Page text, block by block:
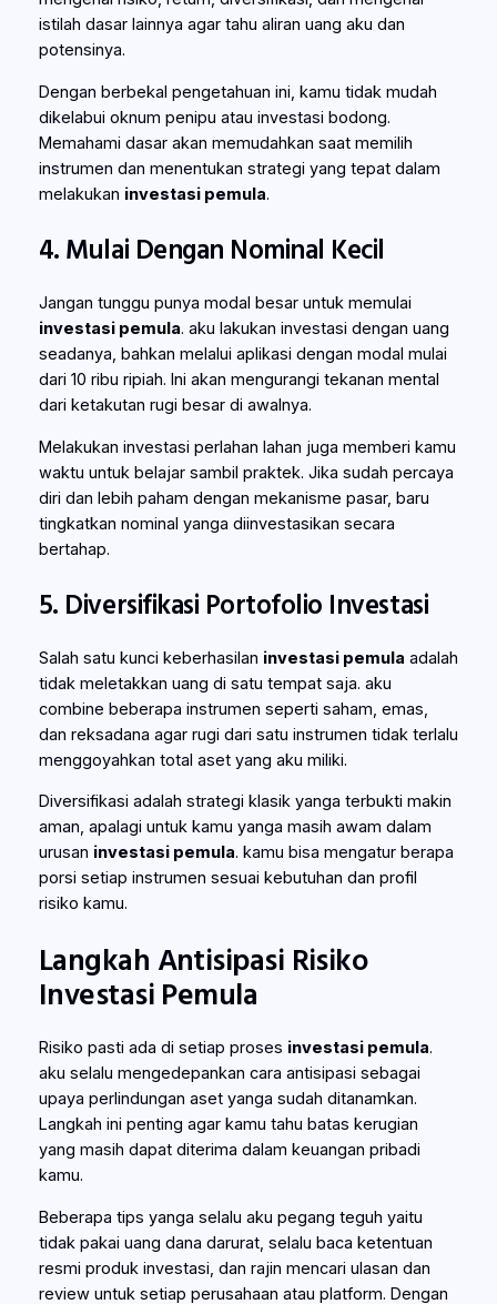
istilah dasar lainnya agar tahu aliran uang aku dan
potensinya.
Dengan berbekal pengetahuan ini, kamu tidak mudah
dikelabui oknum penipu atau investasi bodong.
Memahami dasar akan memudahkan saat memilih
instrumen dan menentukan strategi yang tepat dalam
melakukan investasi pemula.
4. Mulai Dengan Nominal Kecil
Jangan tunggu punya modal besar untuk memulai
investasi pemula. aku lakukan investasi dengan uang
seadanya, bahkan melalui aplikasi dengan modal mulai
dari 10 ribu ripiah. Ini akan mengurangi tekanan mental
dari ketakutan rugi besar di awalnya.
Melakukan investasi perlahan lahan juga memberi kamu
waktu untuk belajar sambil praktek. Jika sudah percaya
diri dan lebih paham dengan mekanisme pasar, baru
tingkatkan nominal yanga diinvestasikan secara
bertahap.
5. Diversifikasi Portofolio Investasi
Salah satu kunci keberhasilan investasi pemula adalah
tidak meletakkan uang di satu tempat saja. aku
combine beberapa instrumen seperti saham, emas,
dan reksadana agar rugi dari satu instrumen tidak terlalu
menggoyahkan total aset yang aku miliki.
Diversifikasi adalah strategi klasik yanga terbukti makin
aman, apalagi untuk kamu yanga masih awam dalam
urusan investasi pemula. kamu bisa mengatur berapa
porsi setiap instrumen sesuai kebutuhan dan profil
risiko kamu.
Langkah Antisipasi Risiko
Investasi Pemula
Risiko pasti ada di setiap proses investasi pemula.
aku selalu mengedepankan cara antisipasi sebagai
upaya perlindungan aset yanga sudah ditanamkan.
Langkah ini penting agar kamu tahu batas kerugian
yang masih dapat diterima dalam keuangan pribadi
kamu.
Beberapa tips yanga selalu aku pegang teguh yaitu
tidak pakai uang dana darurat, selalu baca ketentuan
resmi produk investasi, dan rajin mencari ulasan dan
review untuk setiap perusahaan atau platform. Dengan